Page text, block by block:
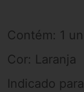
Contém: 1
Cor: Laranja
Indicado